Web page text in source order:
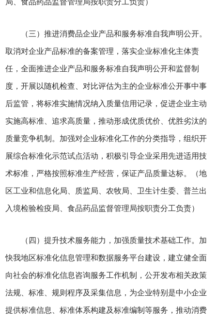
局、食品药品监督管理局按职责分工负责）
（三）推进消费品企业产品和服务标准自我声明公开。
取消对企业产品标准的备案管理，落实企业标准化主体责
任，全面推进企业产品和服务标准自我声明公开和监督制
度，开展以随机检查、对比评估为主的企业标准公开事中事
后监管，将标准实施情况纳入质量信用记录，促进企业主动
实施高标准、追求高质量，推动形成优质优价、优胜劣汰的
质量竞争机制。加强对企业标准化工作的分类指导，组织开
展综合标准化示范试点活动，积极引导企业采用先进适用技
术标准，严格按照标准生产经营，保证产品质量达标。（地
区工业和信息化局、质监局、农牧局、卫生计生委、普兰出
入境检验检疫局、食品药品监督管理局按职责分工负责）
（四）提升技术服务能力，加强质量技术基础工作。加
快我地区标准化信息管理和数据服务平台建设，建立健全面
向社会的标准化信息咨询服务工作机制，公开发布相关政策
法规、标准、规则程序及采集信息，为企业特别是中小企业
提供标准信息、标准体系构建及标准编制等服务，推动消费